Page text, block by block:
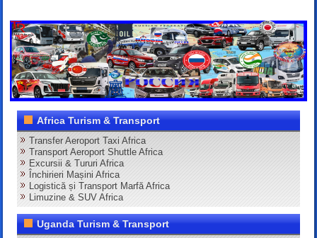
Africa Turism & Transport
Transfer Aeroport Taxi Africa
Transport Aeroport Shuttle Africa
Excursii & Tururi Africa
Închirieri Mașini Africa
Logistică și Transport Marfă Africa
Limuzine & SUV Africa
Uganda Turism & Transport